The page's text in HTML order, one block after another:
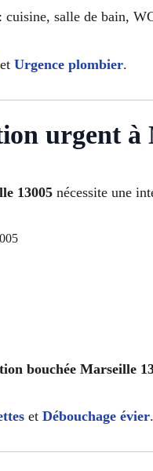
salle de bain,
et Urgence plombier.
urgent à
13005 nécessite une
bouchée Marseille
et Débouchage évier.